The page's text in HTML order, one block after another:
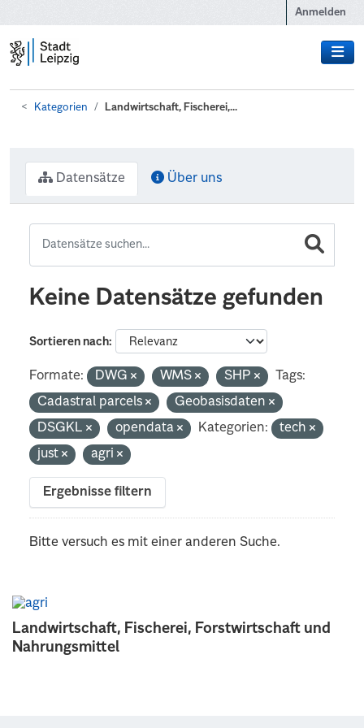
Anmelden
Kategorien Landwirtschaft, Fischerei,...
Landwirtschaft, Fischerei, Forstwirtschaft und
Nahrungsmittel
Datensätze Über uns
Keine Datensätze gefunden
Sortieren nach
Formate: DWG WMS SHP
Tags:
Cadastral parcels
Geobasisdaten
DSGKL
opendata Kategorien:
tech
just
agri
Ergebnisse filtern
Bitte versuch es mit einer anderen Suche.